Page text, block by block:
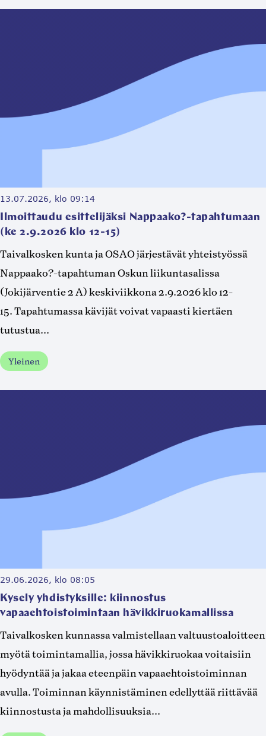
13.07.2026, klo 09:14
Ilmoittaudu esittelijäksi Nappaako?-tapahtumaan
(ke 2.9.2026 klo 12-15)
Taivalkosken kunta ja OSAO järjestävät yhteistyössä
Nappaako?-tapahtuman Oskun liikuntasalissa
(Jokijärventie 2 A) keskiviikkona 2.9.2026 klo 12-
15. Tapahtumassa kävijät voivat vapaasti kiertäen
tutustua...
Yleinen
29.06.2026, klo 08:05
Kysely yhdistyksille: kiinnostus
vapaaehtoistoimintaan hävikkiruokamallissa
Taivalkosken kunnassa valmistellaan valtuustoaloitteen
myötä toimintamallia, jossa hävikkiruokaa voitaisiin
hyödyntää ja jakaa eteenpäin vapaaehtoistoiminnan
avulla. Toiminnan käynnistäminen edellyttää riittävää
kiinnostusta ja mahdollisuuksia...